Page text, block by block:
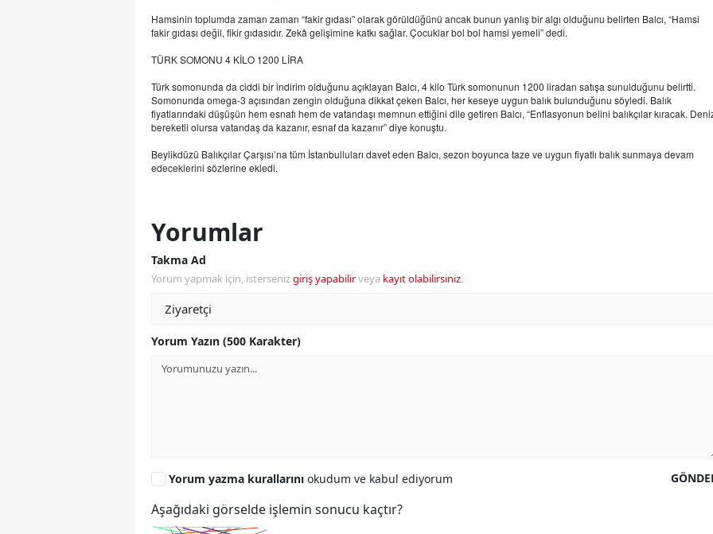
Hamsinin toplumda zaman zaman “fakir gıdası” olarak görüldüğünü ancak bunun yanlış bir algı olduğunu belirten Balcı, “Hamsi
fakir gıdası değil, fikir gıdasıdır. Zekâ gelişimine katkı sağlar. Çocuklar bol bol hamsi yemeli” dedi.
TÜRK SOMONU 4 KİLO 1200 LİRA
Türk somonunda da ciddi bir indirim olduğunu açıklayan Balcı, 4 kilo Türk somonunun 1200 liradan satışa sunulduğunu belirtti.
Somonunda omega-3 açısından zengin olduğuna dikkat çeken Balcı, her keseye uygun balık bulunduğunu söyledi. Balık
fiyatlarındaki düşüşün hem esnafı hem de vatandaşı memnun ettiğini dile getiren Balcı, “Enflasyonun belini balıkçılar kıracak.
bereketli olursa vatandaş da kazanır, esnaf da kazanır” diye konuştu.
Beylikdüzü Balıkçılar Çarşısı’na tüm İstanbulluları davet eden Balcı, sezon boyunca taze ve uygun fiyatlı balık sunmaya devam
edeceklerini sözlerine ekledi.
Yorumlar
Takma Ad
Yorum yapmak için, istersenizgiriş yapabilirveya kayıt olabilirsiniz.
Yorum Yazın (500 Karakter)
Yorum yazma kurallarını okudum ve kabul ediyorum
Aşağıdaki görselde işlemin sonucu kaçtır?